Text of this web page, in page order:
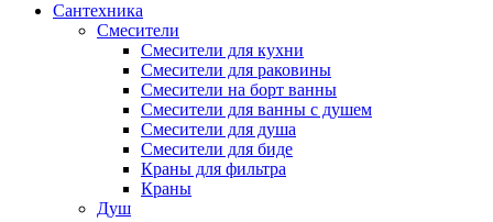
Сантехника
Смесители
Смесители для кухни
Смесители для раковины
Смесители на борт ванны
Смесители для ванны с душем
Смесители для душа
Смесители для биде
Краны для фильтра
Краны
Душ